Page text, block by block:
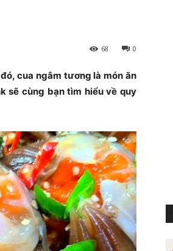
0
68
cua ngâm tương là món ăn
sẽ cùng bạn tìm hiểu về quy